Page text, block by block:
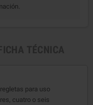
para uso
cuatro o seis